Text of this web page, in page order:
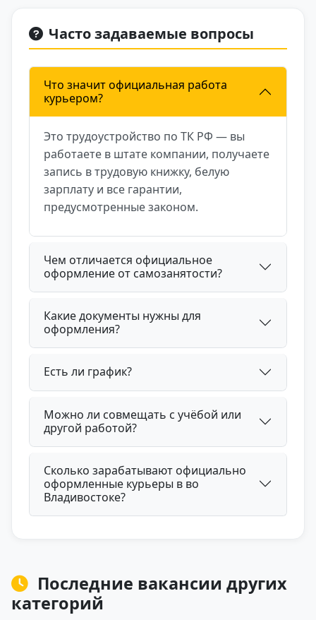
Часто задаваемые вопросы
Что значит официальная работа
курьером?
Это трудоустройство по ТК РФ — вы
работаете в штате компании, получаете
запись в трудовую книжку, белую
зарплату и все гарантии,
предусмотренные законом.
Чем отличается официальное
оформление от самозанятости?
Какие документы нужны для
оформления?
Есть ли график?
Можно ли совмещать с учёбой или
другой работой?
Сколько зарабатывают официально
оформленные курьеры в во
Владивостоке?
Последние вакансии других
категорий